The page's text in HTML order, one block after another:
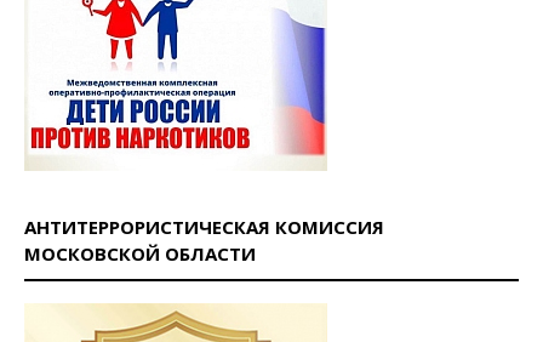
АНТИТЕРРОРИСТИЧЕСКАЯ КОМИССИЯ
МОСКОВСКОЙ ОБЛАСТИ